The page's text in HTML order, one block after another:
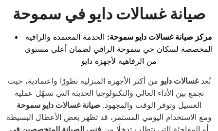
صيانة غسالات دايو في سموحة
مركز صيانة غسالات دايو سموحة: الخدمة المعتمدة والراقية
المخصصة لسكان حي سموحة الراقي لضمان أعلى مستوى
من الرفاهية لأجهزة دايو
تُعدغسالات دايو من أكثر الأجهزة المنزلية تطورًا واعتمادية، حيث
تجمع بين الأداء العالي والتكنولوجيا الحديثة التي تسهّل عملية
الغسيل وتوفر الوقت والمجهود. صيانة غسالات دايو سموحة
ومع الاستخدام اليومي المستمر، قد تظهر بعض الأعطال البسيطة
أو المفاجئة التي تتطلب تدخلًا من فنيي الصيانة المتخصصين في